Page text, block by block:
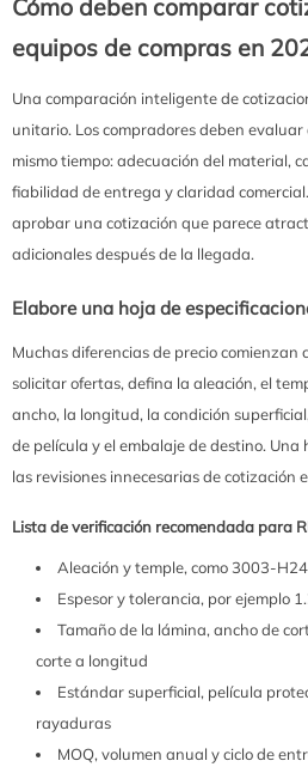
Cómo deben comparar
equipos de compras en
Una comparación inteligente de
unitario. Los compradores deben evaluar
mismo tiempo: adecuación del material,
fiabilidad de entrega y claridad
aprobar una cotización que parece
adicionales después de la llegada.
Elabore una hoja de
Muchas diferencias de precio comienzan
solicitar ofertas, defina la aleación, el
ancho, la longitud, la condición
de película y el embalaje de destino.
las revisiones innecesarias de cotización
Lista de verificación recomendada para
Aleación y temple, como 3003-
Espesor y tolerancia, por ejemplo
Tamaño de la lámina, ancho de
corte a longitud
Estándar superficial, película
rayaduras
MOQ, volumen anual y ciclo de